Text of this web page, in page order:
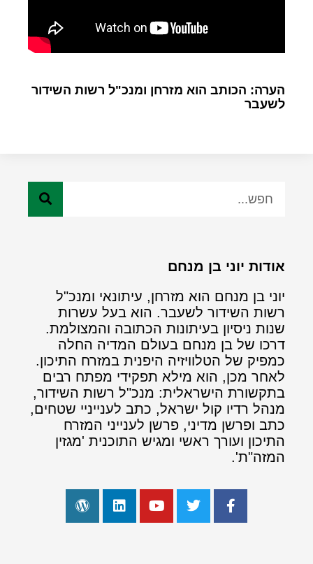
הערה: הכותב הוא מזרחן ומנכ"ל רשות השידור
לשעבר
אודות יוני בן מנחם
יוני בן מנחם הוא מזרחן, עיתונאי ומנכ"ל
רשות השידור לשעבר. הוא בעל עשרות
שנות ניסיון בעיתונות הכתובה והמצולמת.
דרכו של בן מנחם בעולם המדיה החלה
כמפיק של הטלוויזיה היפנית במזרח התיכון.
לאחר מכן, הוא מילא תפקידי מפתח רבים
בתקשורת הישראלית: מנכ"ל רשות השידור,
מנהל רדיו קול ישראל, כתב לענייניי שטחים,
כתב ופרשן מדיני, פרשן לענייני המזרח
התיכון ועורך ראשי ומגיש התוכנית 'מגזין
המזה"ת'.